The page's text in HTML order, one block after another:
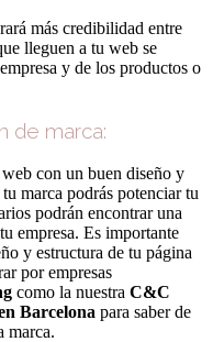
más credibilidad entre
lleguen a tu web se
y de los productos o
de marca:
con un buen diseño y
marca podrás potenciar tu
podrán encontrar una
empresa. Es importante
y estructura de tu página
por empresas
como la nuestra C&C
Barcelona para saber de
marca.